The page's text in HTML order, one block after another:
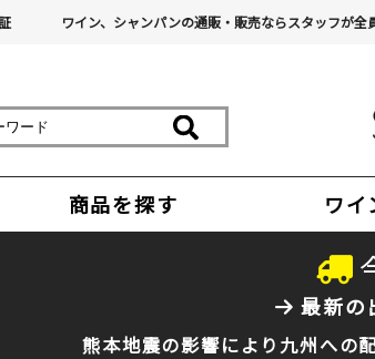
ワイン、シャンパンの通販・販売ならスタッフが
商品を探す ワイ
最新の
熊本地震の影響により九州への